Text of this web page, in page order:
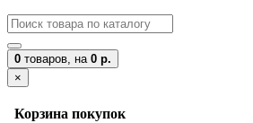
0 товаров, на 0 р.
×
Корзина покупок